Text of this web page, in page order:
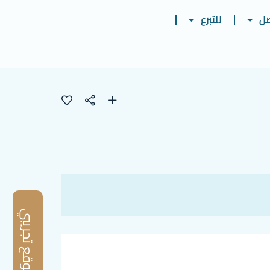
موقع تجريبي
للتبرع